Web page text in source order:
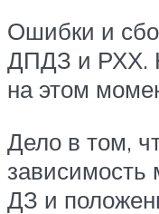
Ошибки и
ДПДЗ и РХХ.
на этом
Дело в том,
ДЗ и